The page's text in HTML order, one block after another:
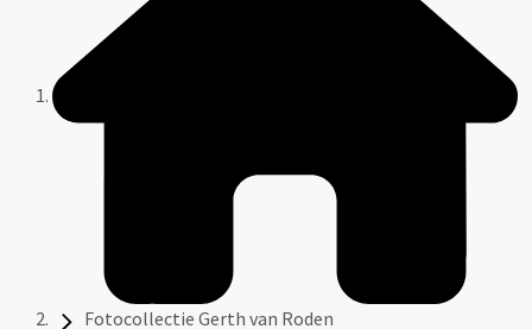
Fotocollectie Gerth van Roden